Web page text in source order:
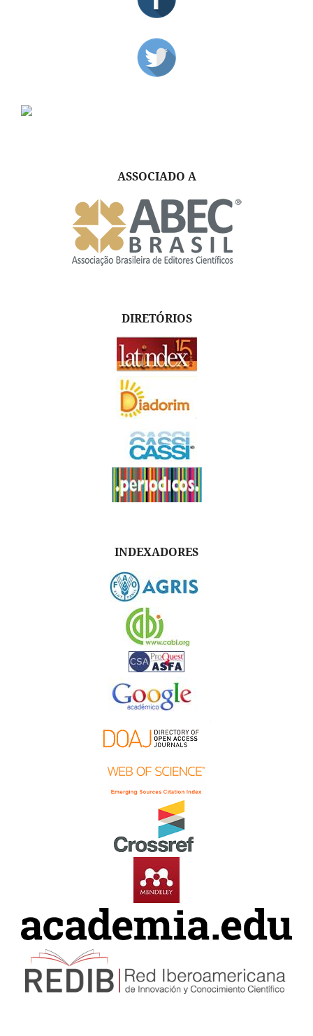
ASSOCIADO A
DIRETÓRIOS
INDEXADORES